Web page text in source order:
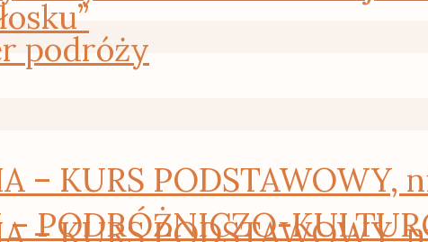
podróży
– KURS PODSTAWOWY,
PODRÓŻNICZO-